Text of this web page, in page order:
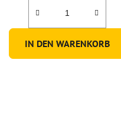
IN DEN WARENKORB